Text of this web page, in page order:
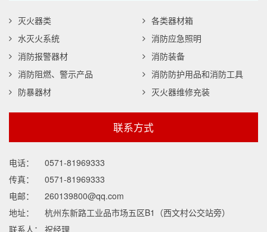
灭火器类
各类器材箱
水灭火系统
消防应急照明
消防报警器材
消防装备
消防阻燃、警示产品
消防防护用品和消防工具
防暴器材
灭火器维修充装
联系方式
电话：
0571-81969333
传真：
0571-81969333
电邮：
260139800@qq.com
地址：
杭州东新路工业品市场五区B1（西文村公交站旁）
联系人：
祝经理